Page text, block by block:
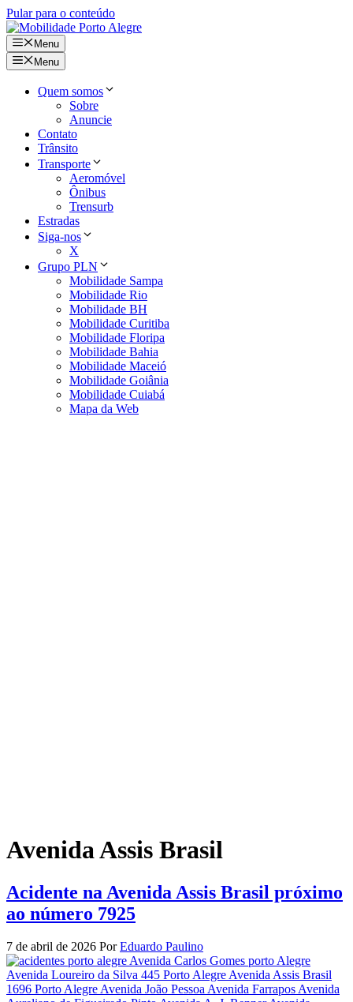
Pular para o conteúdo
Menu
Menu
Quem somos
Sobre
Anuncie
Contato
Trânsito
Transporte
Aeromóvel
Ônibus
Trensurb
Estradas
Siga-nos
X
Grupo PLN
Mobilidade Sampa
Mobilidade Rio
Mobilidade BH
Mobilidade Curitiba
Mobilidade Floripa
Mobilidade Bahia
Mobilidade Maceió
Mobilidade Goiânia
Mobilidade Cuiabá
Mapa da Web
Avenida Assis Brasil
Acidente na Avenida Assis Brasil próximo
ao número 7925
7 de abril de 2026 PorEduardo Paulino